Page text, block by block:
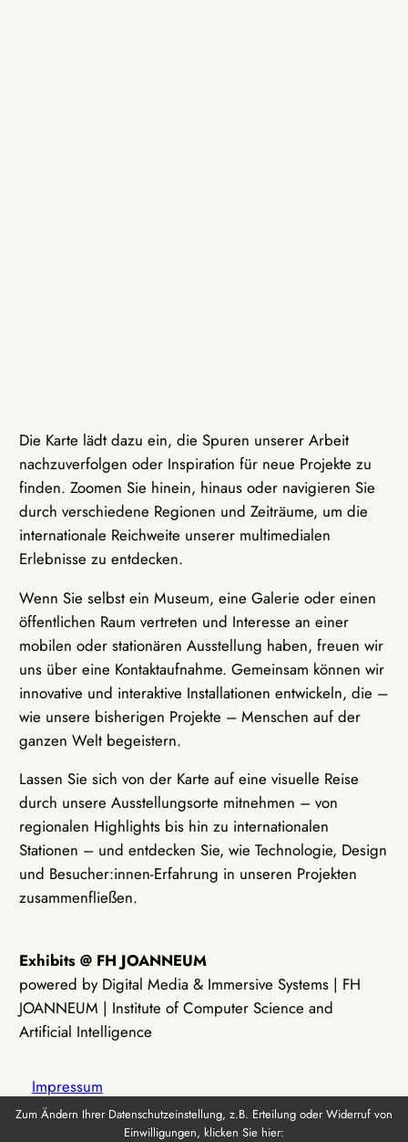
Die Karte lädt dazu ein, die Spuren unserer Arbeit
nachzuverfolgen oder Inspiration für neue Projekte zu
finden. Zoomen Sie hinein, hinaus oder navigieren Sie
durch verschiedene Regionen und Zeiträume, um die
internationale Reichweite unserer multimedialen
Erlebnisse zu entdecken.
Wenn Sie selbst ein Museum, eine Galerie oder einen
öffentlichen Raum vertreten und Interesse an einer
mobilen oder stationären Ausstellung haben, freuen wir
uns über eine Kontaktaufnahme. Gemeinsam können wir
innovative und interaktive Installationen entwickeln, die –
wie unsere bisherigen Projekte – Menschen auf der
ganzen Welt begeistern.
Lassen Sie sich von der Karte auf eine visuelle Reise
durch unsere Ausstellungsorte mitnehmen – von
regionalen Highlights bis hin zu internationalen
Stationen – und entdecken Sie, wie Technologie, Design
und Besucher:innen-Erfahrung in unseren Projekten
zusammenfließen.
Exhibits @ FH JOANNEUM
powered by Digital Media & Immersive Systems | FH
JOANNEUM | Institute of Computer Science and
Artificial Intelligence
Impressum
Zum Ändern Ihrer Datenschutzeinstellung, z.B. Erteilung oder Widerruf von
Einwilligungen, klicken Sie hier: